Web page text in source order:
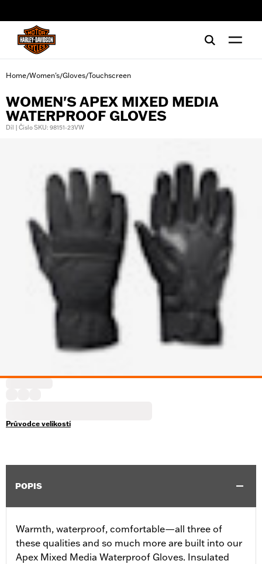
Home/Women's/Gloves/Touchscreen
WOMEN'S APEX MIXED MEDIA
WATERPROOF GLOVES
Díl | Číslo SKU: 98151-23VW
Průvodce velikostí
POPIS
Warmth, waterproof, comfortable—all three of
these qualities and so much more are built into our
Apex Mixed Media Waterproof Gloves. Insulated